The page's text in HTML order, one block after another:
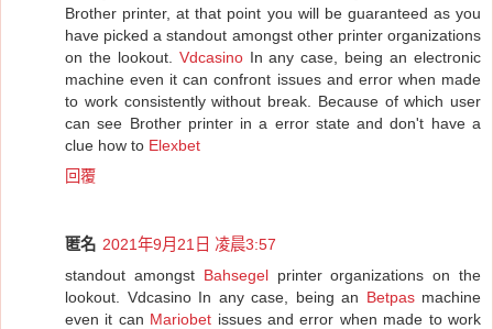
Brother printer, at that point you will be guaranteed as you
have picked a standout amongst other printer organizations
on the lookout. VdcasinoIn any case, being an electronic
machine even it can confront issues and error when made
to work consistently without break. Because of which user
can see Brother printer in a error state and don't have a
clue how to Elexbet
回覆
匿名 2021年9月21日 凌晨3:57
standout amongst Bahsegelprinter organizations on the
lookout. Vdcasino In any case, being an Betpasmachine
even it can Mariobet issues and error when made to work